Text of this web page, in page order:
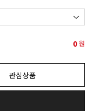
0원
관심상품